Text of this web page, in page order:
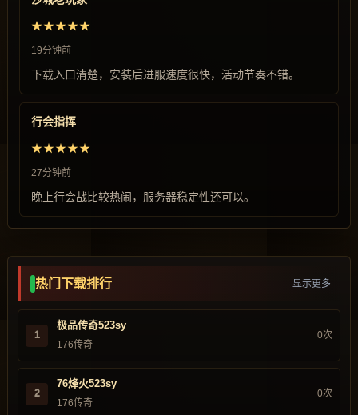
★★★★★
19分钟前
下载入口清楚，安装后进服速度很快，活动节奏不错。
行会指挥
★★★★★
27分钟前
晚上行会战比较热闹，服务器稳定性还可以。
热门下载排行 显示更多
1
极品传奇523sy
176传奇
0次
2
76烽火523sy
176传奇
0次